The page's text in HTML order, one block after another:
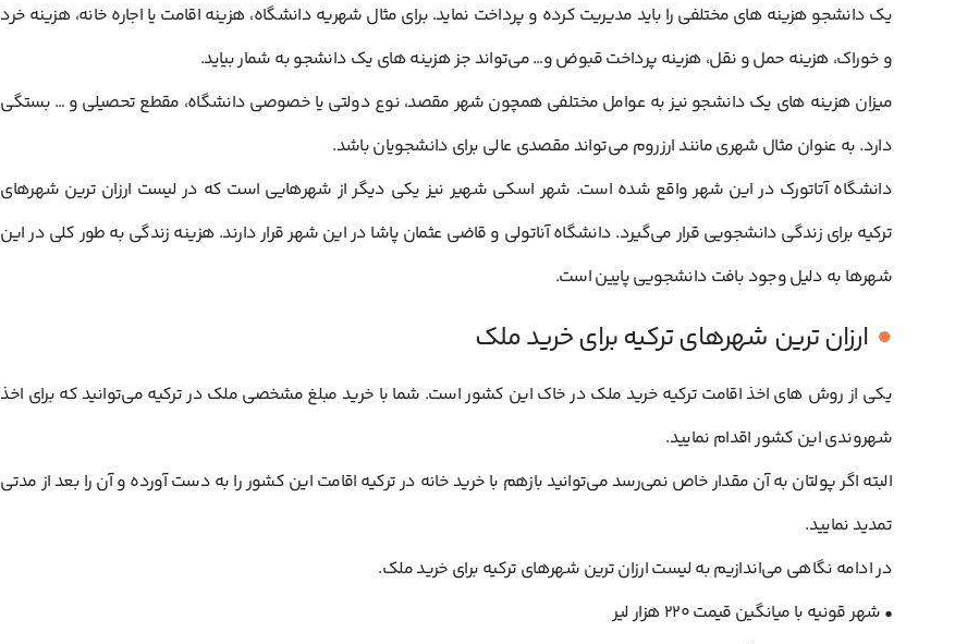
یک دانشجو هزینه های مختلفی را باید مدیریت کرده و پرداخت نماید. برای مثال شهریه دانشگاه، هزینه اقامت یا اجاره خانه، هزینه خرد
و خوراک،‌ هزینه حمل و نقل، هزینه پرداخت قبوض و… می‌تواند جز هزینه های یک دانشجو به شمار بیاید.
میزان هزینه های یک دانشجو نیز به عوامل مختلفی همچون شهر مقصد، نوع دولتی یا خصوصی دانشگاه، مقطع تحصیلی و … بستگی
دارد. به عنوان مثال شهری مانند ارزروم می‌تواند مقصدی عالی برای دانشجویان باشد.
دانشگاه آتاتورک در این شهر واقع شده است. شهر اسکی شهیر نیز یکی دیگر از شهرهایی است که در لیست ارزان ترین شهرهای
ترکیه برای زندگی دانشجویی قرار می‌گیرد. دانشگاه آناتولی و قاضی عثمان پاشا در این شهر قرار دارند. هزینه زندگی به طور کلی در این
شهرها به دلیل وجود بافت دانشجویی پایین است.
ارزان ترین شهرهای ترکیه برای خرید ملک
یکی از روش های اخذ اقامت ترکیه خرید ملک در خاک این کشور است. شما با خرید مبلغ مشخصی ملک در ترکیه می‌توانید که برای اخذ
شهروندی این کشور اقدام نمایید.
البته اگر پولتان به آن مقدار خاص نمی‌رسد می‌توانید بازهم با خرید خانه در ترکیه اقامت این کشور را به دست آورده و آن را بعد از مدتی
تمدید نمایید.
در ادامه نگاهی می‌اندازیم به لیست ارزان ترین شهرهای ترکیه برای خرید ملک.
• شهر قونیه با میانگین قیمت ۲۲۰ هزار لیر